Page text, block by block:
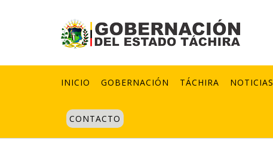
INICIO GOBERNACIÓN TÁCHIRA NOTICIAS
CONTACTO